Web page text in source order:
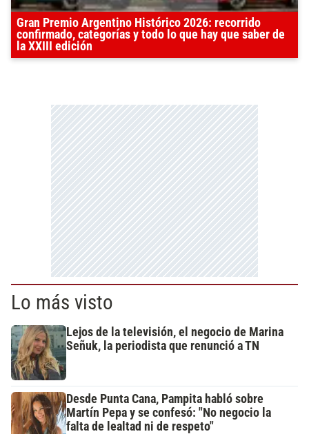
Gran Premio Argentino Histórico 2026: recorrido
confirmado, categorías y todo lo que hay que saber de
la XXIII edición
Lo más visto
Lejos de la televisión, el negocio de Marina
Señuk, la periodista que renunció a TN
Desde Punta Cana, Pampita habló sobre
Martín Pepa y se confesó: "No negocio la
falta de lealtad ni de respeto"